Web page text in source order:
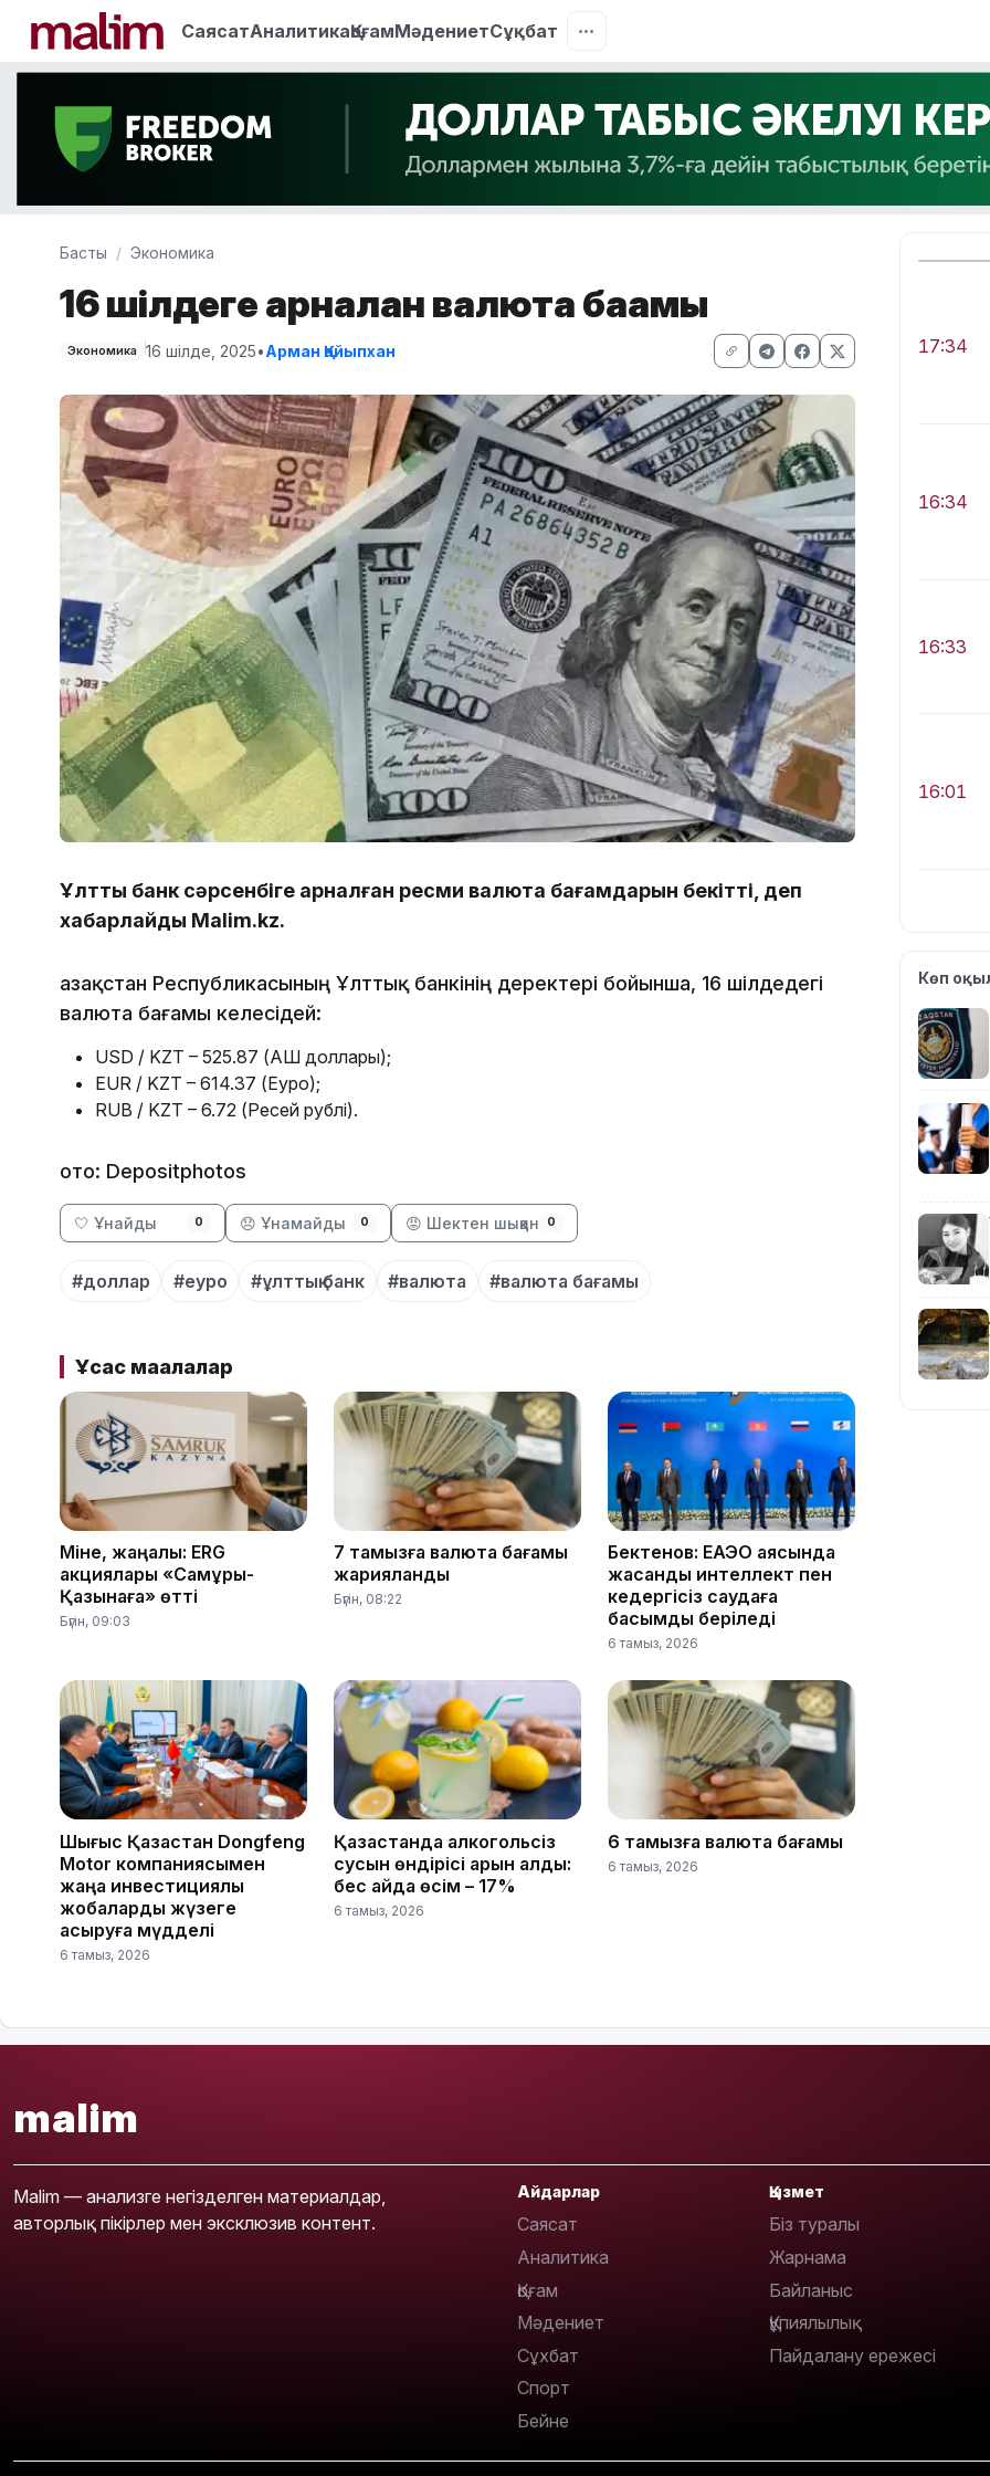
СаясатАналитикаҚоғамМәдениетСұқбат
Басты Экономика
16 шілдеге арналған валюта бағамы
Экономика 16 шілде, 2025•Арман Қайыпхан
Ұлттық банк сәрсенбіге арналған ресми валюта бағамдарын бекітті, деп
хабарлайды Malim.kz.
Қазақстан Республикасының Ұлттық банкінің деректері бойынша, 16 шілдедегі
валюта бағамы келесідей:
USD / KZT – 525.87 (АҚШ доллары);
EUR / KZT – 614.37 (Еуро);
RUB / KZT – 6.72 (Ресей рублі).
ото: Depositphotos
🤍 Ұнайды 0 😞 Ұнамайды 0 😡 Шектен шыққан 0
#доллар #еуро #ұлттық банк #валюта #валюта бағамы
Ұқсас мақалалар
Міне, жаңалық: ERG
акциялары «Самұрық-
Қазынаға» өтті
Бүгін, 09:03
7 тамызға валюта бағамы
жарияланды
Бүгін, 08:22
Бектенов: ЕАЭО аясында
жасанды интеллект пен
кедергісіз саудаға
басымдық беріледі
6 тамыз, 2026
Шығыс Қазақстан Dongfeng
Motor компаниясымен
жаңа инвестициялық
жобаларды жүзеге
асыруға мүдделі
6 тамыз, 2026
Қазақстанда алкогольсіз
сусын өндірісі қарқын алды:
бес айда өсім – 17%
6 тамыз, 2026
6 тамызға валюта бағамы
6 тамыз, 2026
17:34
16:34
16:33
16:01
15:04
14:10
11:23
Көп
malim
Malim — анализге негізделген материалдар,
авторлық пікірлер мен эксклюзив контент.
Айдарлар
Саясат
Аналитика
Қоғам
Мәдениет
Сұхбат
Спорт
Бейне
Қызмет
Біз туралы
Жарнама
Байланыс
Құпиялылық
Пайдалану ережесі